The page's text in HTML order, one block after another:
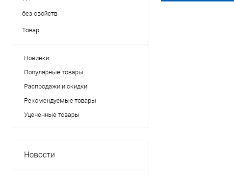
без свойств
Товар
Новинки
Популярные товары
Распродажи и скидки
Рекомендуемые товары
Уцененные товары
Новости